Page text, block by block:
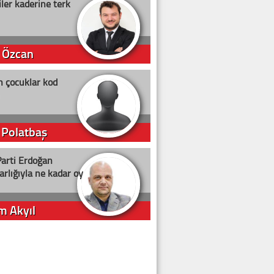
kaderine terk
çocuklar kod
Erdoğan
ne kadar oy
Akyıl